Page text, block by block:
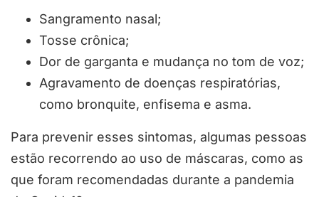
Sangramento nasal;
Tosse crônica;
Dor de garganta e mudança no tom de voz;
Agravamento de doenças respiratórias,
como bronquite, enfisema e asma.
Para prevenir esses sintomas, algumas pessoas
estão recorrendo ao uso de máscaras, como as
que foram recomendadas durante a pandemia